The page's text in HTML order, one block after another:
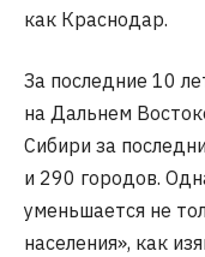
как Краснодар.
За последние 10
на Дальнем
Сибири за
и 290 городов.
уменьшается не
населения», как